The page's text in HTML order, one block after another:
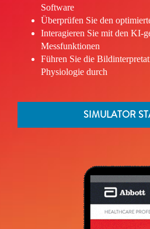
Software
Überprüfen Sie den
Interagieren Sie mit den KI-
Messfunktionen
Führen Sie die
Physiologie durch
SIMULATOR